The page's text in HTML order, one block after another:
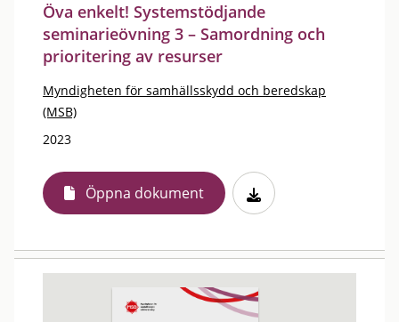
Öva enkelt! Systemstödjande
seminarieövning 3 – Samordning och
prioritering av resurser
Myndigheten för samhällsskydd och beredskap
(MSB)
2023
Öppna dokument